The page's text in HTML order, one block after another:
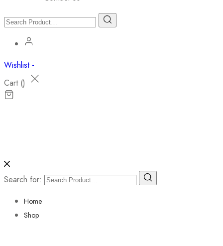
Wishlist -
Cart ()
Search for:
Home
Shop